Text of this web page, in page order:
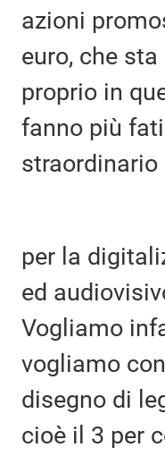
azioni
euro, che
proprio in
fanno più
straordinario
per la
ed
Vogliamo
vogliamo
disegno di
cioè il 3 per